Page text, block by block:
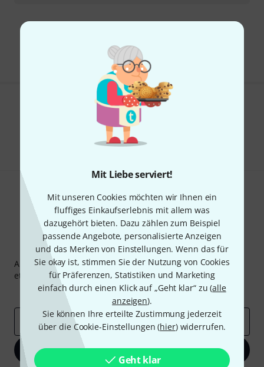
Mit Liebe serviert!
Mit unseren Cookies möchten wir Ihnen ein
fluffiges Einkaufserlebnis mit allem was
dazugehört bieten. Dazu zählen zum Beispiel
passende Angebote, personalisierte Anzeigen
und das Merken von Einstellungen. Wenn das für
Sie okay ist, stimmen Sie der Nutzung von Cookies
für Präferenzen, Statistiken und Marketing
einfach durch einen Klick auf „Geht klar“ zu (alle
anzeigen).
Sie können Ihre erteilte Zustimmung jederzeit
über die Cookie-Einstellungen (hier) widerrufen.
Geht klar
Gefällt Ihnen, was Sie sehen?
Hilfe & Feedback
Thomann Newsletter
Abonniere den Thomann Newsletter und gewinne mit
etwas Glück einen von50 Gutscheinenüber jeweils
Inspirierende Beiträge
Deals Thomann Insights
E-Mail-Adresse
Jetzt anmelden